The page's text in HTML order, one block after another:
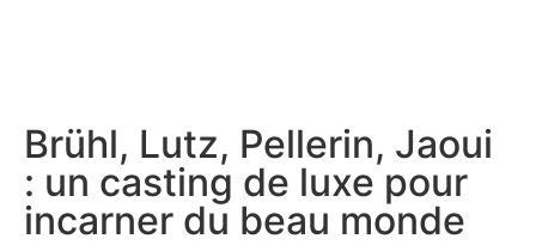
Brühl, Lutz, Pellerin, Jaoui
: un casting de luxe pour
incarner du beau monde